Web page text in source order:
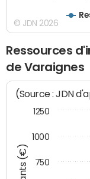
© JDN 2026
Ressources
de Varaignes
(Source : JDN
750
1000
1250